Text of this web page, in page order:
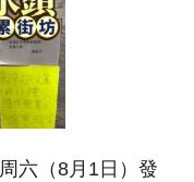
六（8月1日）發